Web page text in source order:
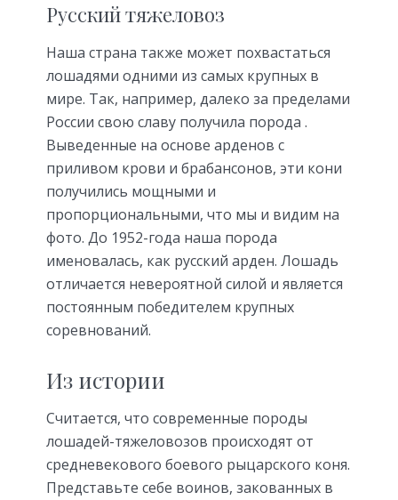
Русский тяжеловоз
Наша страна также может похвастаться
лошадями одними из самых крупных в
мире. Так, например, далеко за пределами
России свою славу получила порода .
Выведенные на основе арденов с
приливом крови и брабансонов, эти кони
получились мощными и
пропорциональными, что мы и видим на
фото. До 1952-года наша порода
именовалась, как русский арден. Лошадь
отличается невероятной силой и является
постоянным победителем крупных
соревнований.
Из истории
Считается, что современные породы
лошадей-тяжеловозов происходят от
средневекового боевого рыцарского коня.
Представьте себе воинов, закованных в